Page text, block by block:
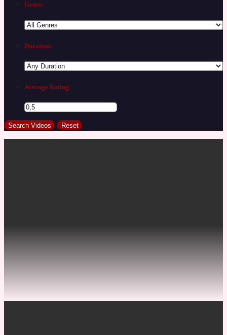
Genre:
Duration:
Average Rating: